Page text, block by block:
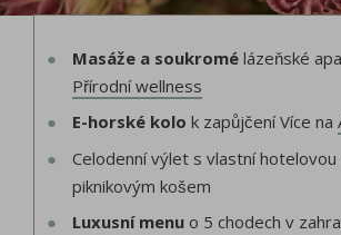
Masáže a soukromélázeňské
Přírodní wellness
E-horské kolo k zapůjčení Více na
Celodenní výlet s vlastní hotelovou
piknikovým košem
Luxusní menuo 5 chodech v